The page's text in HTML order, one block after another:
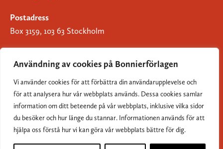
Användning av cookies på Bonnierförlagen
Vi använder cookies för att förbättra din användarupplevelse och
för att analysera hur vår webbplats används. Dessa cookies samlar
information om ditt beteende på vår webbplats, inklusive vilka sidor
du besöker och hur länge du stannar. Informationen används för att
hjälpa oss förstå hur vi kan göra vår webbplats bättre för dig.
Postadress
Box 3159, 103 63 Stockholm
Om Bonnierförlagen
Cookies
Integritetspolicy